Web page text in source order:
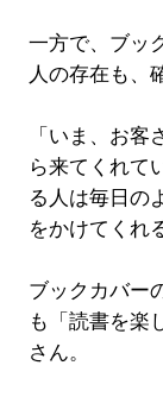
一方で、ブッ
人の存在も、
「いま、お
ら来てくれて
る人は毎日の
をかけてくれ
ブックカバー
も「読書を楽
さん。